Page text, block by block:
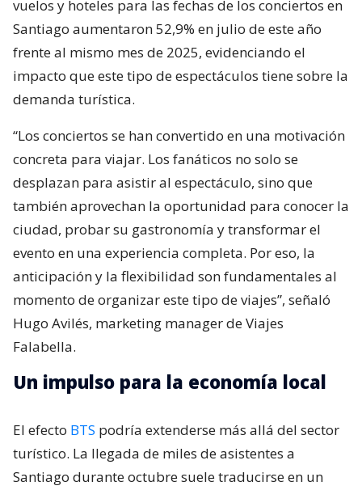
vuelos y hoteles para las fechas de los conciertos en
Santiago aumentaron 52,9% en julio de este año
frente al mismo mes de 2025, evidenciando el
impacto que este tipo de espectáculos tiene sobre la
demanda turística.
“Los conciertos se han convertido en una motivación
concreta para viajar. Los fanáticos no solo se
desplazan para asistir al espectáculo, sino que
también aprovechan la oportunidad para conocer la
ciudad, probar su gastronomía y transformar el
evento en una experiencia completa. Por eso, la
anticipación y la flexibilidad son fundamentales al
momento de organizar este tipo de viajes”, señaló
Hugo Avilés, marketing manager de Viajes
Falabella.
Un impulso para la economía local
El efecto BTS podría extenderse más allá del sector
turístico. La llegada de miles de asistentes a
Santiago durante octubre suele traducirse en un